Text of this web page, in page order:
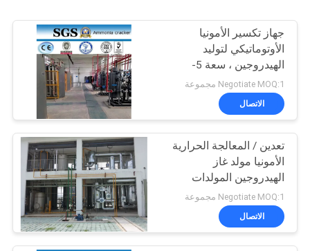
جهاز تكسير الأمونيا
الأوتوماتيكي لتوليد
الهيدروجين ، سعة 5-
1000Nm3 / H
Negotiate MOQ:1 مجموعة
الاتصال
تعدين / المعالجة الحرارية
الأمونيا مولد غاز
الهيدروجين المولدات
Negotiate MOQ:1 مجموعة
الاتصال